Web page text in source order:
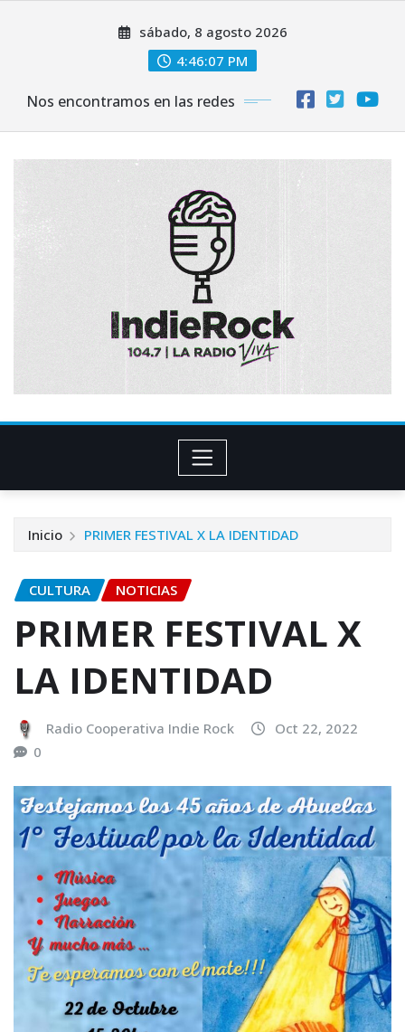
sábado, 8 agosto 2026
4:46:09 PM
Nos encontramos en las redes
Inicio PRIMER FESTIVAL X LA IDENTIDAD
CULTURA NOTICIAS
PRIMER FESTIVAL X
LA IDENTIDAD
Radio Cooperativa Indie Rock
Oct 22, 2022
0